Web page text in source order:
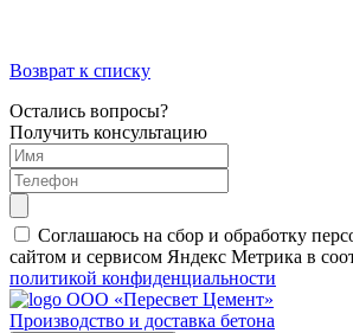
Возврат к списку
Остались вопросы?
Получить консультацию
Соглашаюсь на сбор и обработку
сайтом и сервисом Яндекс Метрика в
политикой конфиденциальности
ООО «Пересвет Цемент»
Производство и доставка бетона